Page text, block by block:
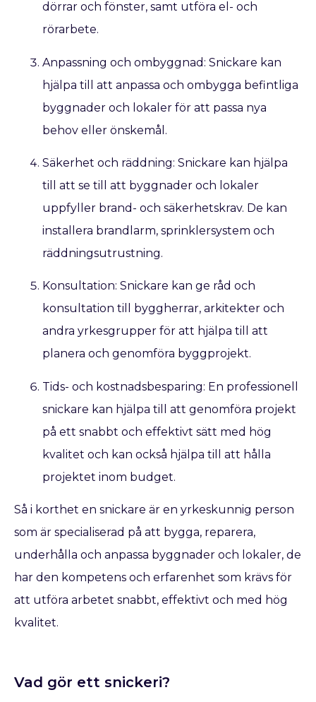
dörrar och fönster, samt utföra el- och
rörarbete.
Anpassning och ombyggnad: Snickare kan
hjälpa till att anpassa och ombygga befintliga
byggnader och lokaler för att passa nya
behov eller önskemål.
Säkerhet och räddning: Snickare kan hjälpa
till att se till att byggnader och lokaler
uppfyller brand- och säkerhetskrav. De kan
installera brandlarm, sprinklersystem och
räddningsutrustning.
Konsultation: Snickare kan ge råd och
konsultation till byggherrar, arkitekter och
andra yrkesgrupper för att hjälpa till att
planera och genomföra byggprojekt.
Tids- och kostnadsbesparing: En professionell
snickare kan hjälpa till att genomföra projekt
på ett snabbt och effektivt sätt med hög
kvalitet och kan också hjälpa till att hålla
projektet inom budget.
Så i korthet en snickare är en yrkeskunnig person
som är specialiserad på att bygga, reparera,
underhålla och anpassa byggnader och lokaler, de
har den kompetens och erfarenhet som krävs för
att utföra arbetet snabbt, effektivt och med hög
kvalitet.
Vad gör ett snickeri?